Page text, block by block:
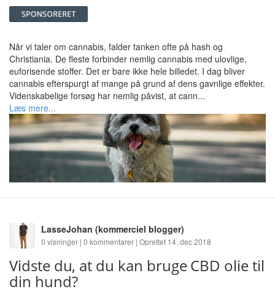
Når vi taler om cannabis, falder tanken ofte på hash og
Christiania. De fleste forbinder nemlig cannabis med ulovlige,
euforisende stoffer. Det er bare ikke hele billedet. I dag bliver
cannabis efterspurgt af mange på grund af dens gavnlige effekter.
Videnskabelige forsøg har nemlig påvist, at cann...
Læs mere...
LasseJohan (kommerciel blogger)
0 visninger | 0 kommentarer | Oprettet 14. dec 2018
Vidste du, at du kan bruge CBD olie til
din hund?